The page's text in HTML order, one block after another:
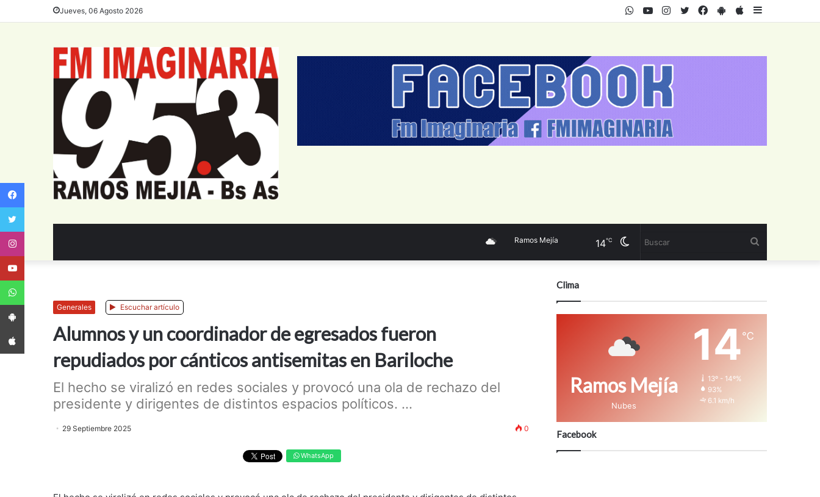
Jueves, 06 Agosto 2026 AppStore
PlayStore
Facebook
Twitter
Instagram
Youtube
WhatsApp
Cambiar
Ramos Mejía 14℃
Generales Escuchar artículo
Alumnos y un coordinador de egresados fueron
repudiados por cánticos antisemitas en Bariloche
El hecho se viralizó en redes sociales y provocó una ola de rechazo del
presidente y dirigentes de distintos espacios políticos. ...
29 Septiembre 2025 0
WhatsApp
Clima
Ramos Mejía
Nubes
14℃
13º - 14º%
93%
6.1 km/h
Facebook
Facebook
App Android